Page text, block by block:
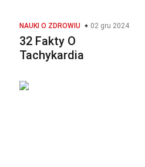
NAUKI O ZDROWIU 02 gru 2024
32 Fakty O
Tachykardia